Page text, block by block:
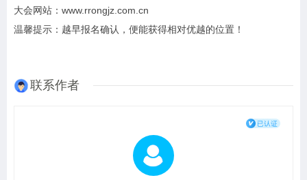
大会网站：www.rrongjz.com.cn
温馨提示：越早报名确认，便能获得相对优越的位置！
联系作者